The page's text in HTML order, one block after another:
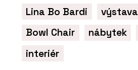
ČLÁNKY
Lina Bo Bardi
výstava
Bowl Chair
nábytek
interiér